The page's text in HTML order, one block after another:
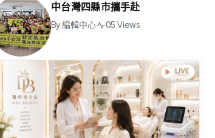
中台灣四縣市攜手赴
By編輯中心 05 Views